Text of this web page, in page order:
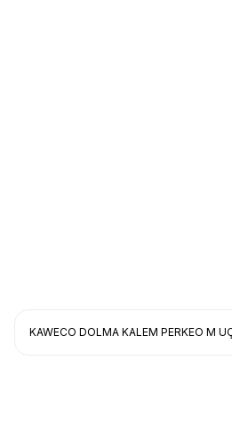
KAWECO DOLMA KALEM PERKEO M